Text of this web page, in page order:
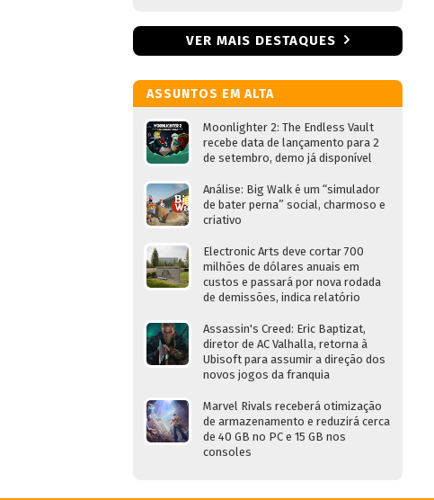
VER MAIS DESTAQUES
ASSUNTOS EM ALTA
Moonlighter 2: The Endless Vault
recebe data de lançamento para 2
de setembro, demo já disponível
Análise: Big Walk é um “simulador
de bater perna” social, charmoso e
criativo
Electronic Arts deve cortar 700
milhões de dólares anuais em
custos e passará por nova rodada
de demissões, indica relatório
Assassin's Creed: Eric Baptizat,
diretor de AC Valhalla, retorna à
Ubisoft para assumir a direção dos
novos jogos da franquia
Marvel Rivals receberá otimização
de armazenamento e reduzirá cerca
de 40 GB no PC e 15 GB nos
consoles